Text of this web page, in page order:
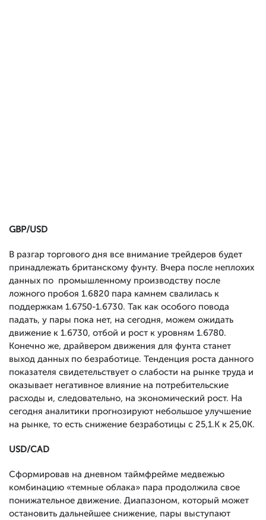
GBP/USD
В разгар торгового дня все внимание трейдеров будет
принадлежать британскому фунту. Вчера после неплохих
данных по промышленному производству после
ложного пробоя 1.6820 пара камнем свалилась к
поддержкам 1.6750-1.6730. Так как особого повода
падать, у пары пока нет, на сегодня, можем ожидать
движение к 1.6730, отбой и рост к уровням 1.6780.
Конечно же, драйвером движения для фунта станет
выход данных по безработице. Тенденция роста данного
показателя свидетельствует о слабости на рынке труда и
оказывает негативное влияние на потребительские
расходы и, следовательно, на экономический рост. На
сегодня аналитики прогнозируют небольшое улучшение
на рынке, то есть снижение безработицы с 25,1.К к 25,0К.
USD/CAD
Сформировав на дневном таймфрейме медвежью
комбинацию «темные облака» пара продолжила свое
понижательное движение. Диапазоном, который может
остановить дальнейшее снижение, пары выступают